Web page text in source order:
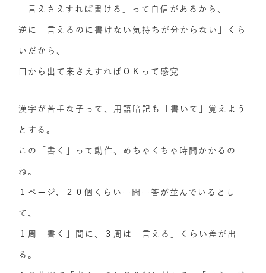
「言えさえすれば書ける」って自信があるから、
逆に「言えるのに書けない気持ちが分からない」くら
いだから、
口から出て来さえすればＯＫって感覚
漢字が苦手な子って、用語暗記も「書いて」覚えよう
とする。
この「書く」って動作、めちゃくちゃ時間かかるの
ね。
１ページ、２０個くらい一問一答が並んでいるとし
て、
１周「書く」間に、３周は「言える」くらい差が出
る。